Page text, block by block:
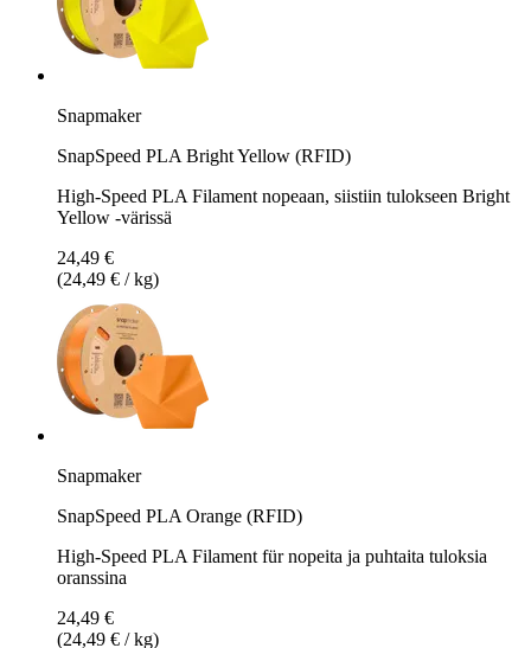
Snapmaker
SnapSpeed PLA Bright Yellow (RFID)
High-Speed PLA Filament nopeaan, siistiin tulokseen Bright
Yellow -värissä
24,49 €
(24,49 € / kg)
Snapmaker
SnapSpeed PLA Orange (RFID)
High-Speed PLA Filament für nopeita ja puhtaita tuloksia
oranssina
24,49 €
(24,49 € / kg)